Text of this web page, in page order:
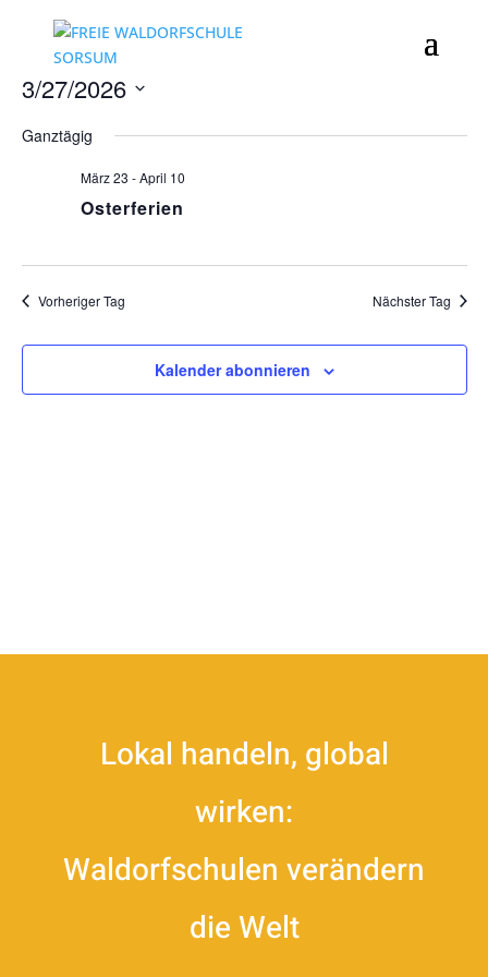
3/27/2026
wählen.
Ganztägig
März 23 -April 10
Osterferien
Vorheriger Tag Nächster Tag
Kalender abonnieren
Lokal handeln, global
wirken:
Waldorfschulen verändern
die Welt